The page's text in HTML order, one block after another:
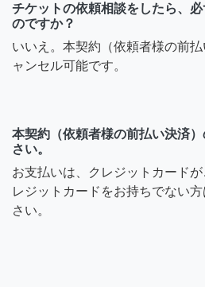
チケットの依頼相談をしたら、
のですか？
いいえ。本契約（依頼者様の前
ャンセル可能です。
本契約（依頼者様の前払い決済
さい。
お支払いは、クレジットカード
レジットカードをお持ちでない
さい。